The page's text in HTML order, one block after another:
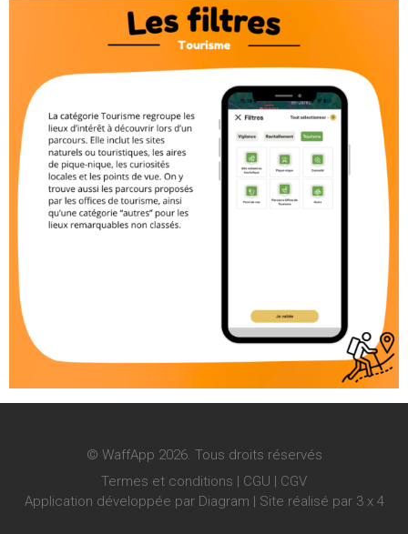
© WaffApp 2026. Tous droits réservés
Termes et conditions | CGU | CGV
Application développée par Diagram | Site réalisé par 3 x 4